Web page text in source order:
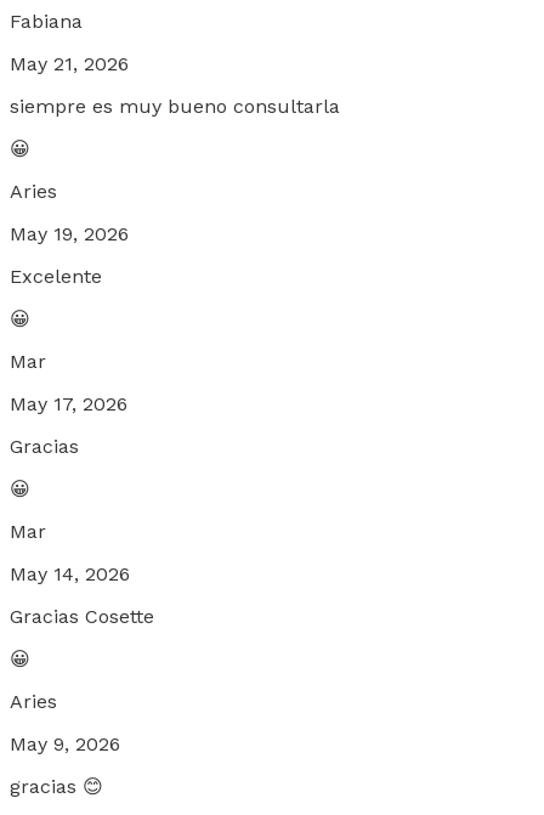
Fabiana
May 21, 2026
siempre es muy bueno consultarla
😀
Aries
May 19, 2026
Excelente
😀
Mar
May 17, 2026
Gracias
😀
Mar
May 14, 2026
Gracias Cosette
😀
Aries
May 9, 2026
gracias 😊